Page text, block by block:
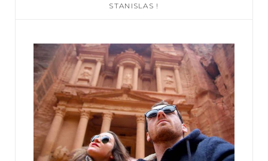
:
STANISLAS !